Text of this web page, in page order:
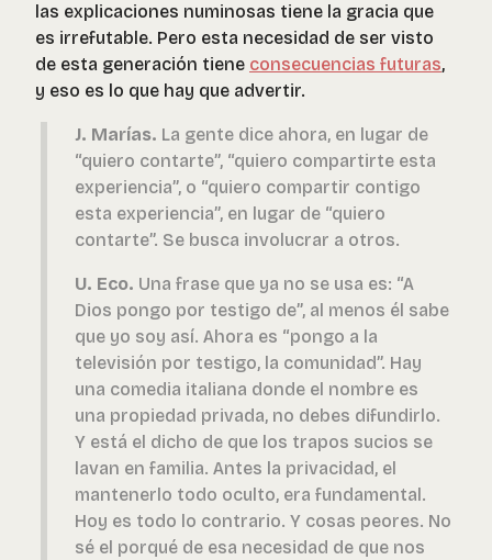
las explicaciones numinosas tiene la gracia que
es irrefutable. Pero esta necesidad de ser visto
de esta generación tiene consecuencias futuras,
y eso es lo que hay que advertir.
J. Marías. La gente dice ahora, en lugar de
“quiero contarte”, “quiero compartirte esta
experiencia”, o “quiero compartir contigo
esta experiencia”, en lugar de “quiero
contarte”. Se busca involucrar a otros.
U. Eco. Una frase que ya no se usa es: “A
Dios pongo por testigo de”, al menos él sabe
que yo soy así. Ahora es “pongo a la
televisión por testigo, la comunidad”. Hay
una comedia italiana donde el nombre es
una propiedad privada, no debes difundirlo.
Y está el dicho de que los trapos sucios se
lavan en familia. Antes la privacidad, el
mantenerlo todo oculto, era fundamental.
Hoy es todo lo contrario. Y cosas peores. No
sé el porqué de esa necesidad de que nos